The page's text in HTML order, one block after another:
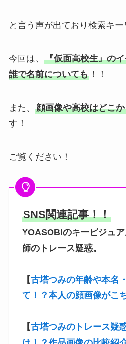
と言う声が出ており検索キ
今回は、 『仮面高校生』の
誰で名前についても！！
また、 顔画像や高校はどこ
す！
ご覧ください！
SNS関連記事！！
YOASOBIのキービジュ
師のトレース疑惑。
【古塔つみの年齢や本名
て！？本人の顔画像がこ
【古塔つみのトレース疑